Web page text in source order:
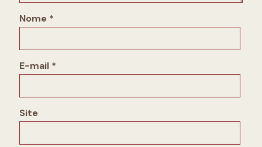
Nome *
E-mail *
Site